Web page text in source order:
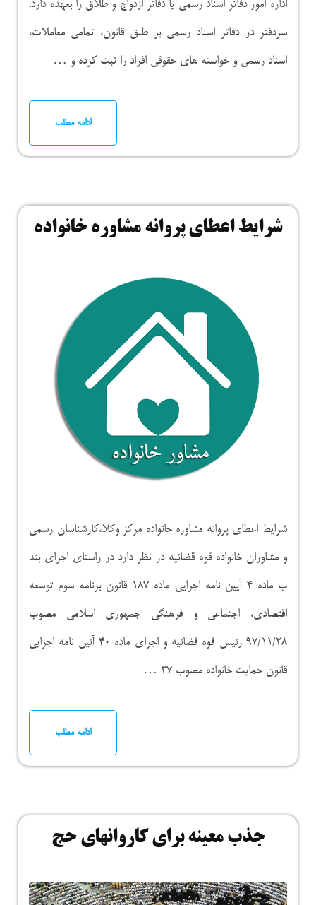
اداره امور دفاتر اسناد رسمی یا دفاتر ازدواج و طلاق را بعهده دارد.
سردفتر در دفاتر اسناد رسمی بر طبق قانون، تمامی معاملات،
اسناد رسمی و خواسته های حقوقی افراد را ثبت کرده و …
ادامه مطلب
شرایط اعطای پروانه مشاوره خانواده
شرایط اعطای پروانه مشاوره خانواده مرکز وکلا،کارشناسان رسمی
و مشاوران خانواده قوه قضائیه در نظر دارد در راستای اجرای بند
ب ماده ۴ آیین نامه اجرایی ماده ۱۸۷ قانون برنامه سوم توسعه
اقتصادی، اجتماعی و فرهنگی جمهوری اسلامی مصوب
۹۷/۱۱/۲۸ رئیس قوه قضائیه و اجرای ماده ۴۰ آئین نامه اجرایی
قانون حمایت خانواده مصوب ۲۷ …
ادامه مطلب
جذب معینه برای کاروانهای حج